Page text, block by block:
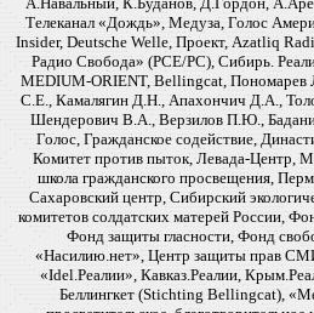
Телеканал «Дождь», Медуза, Голос
Insider, Deutsche Welle, Проект, Azatliq
Радио Свобода» (PCE/PC), Сибирь.
MEDIUM-ORIENT, Bellingcat, Пономарев
С.Е., Камалягин Д.Н., Апахончич Д.А.,
Шендерович В.А., Верзилов П.Ю.,
Голос, Гражданское содействие,
Комитет против пыток, Левада-Центр,
школа гражданского просвещения,
Сахаровский центр, Сибирский
комитетов солдатских матерей России,
Фонд защиты гласности, Фонд
«Насилию.нет», Центр защиты прав
«Idel.Реалии», Кавказ.Реалии,
Беллингкет (Stichting Bellingcat),